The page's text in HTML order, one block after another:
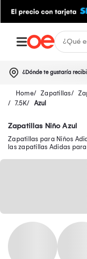
¿Dónde te gustaría
Zapatillas
7.5K
Azul
Zapatillas Niño Azul
Zapatillas para Niños
las zapatillas Adidas